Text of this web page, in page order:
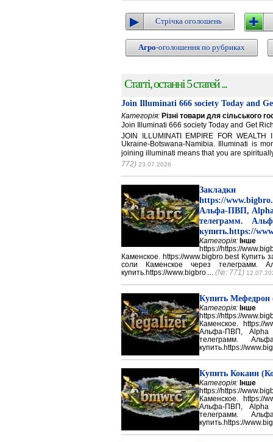
Стрічка оголошень
Агро-оголошення по рубриках
Статті, останні 5 статей ...
Join Illuminati 666 society Today and
Категорія: Різні товари для сільського
Join Illuminati 666 society Today and Get
JOIN ILLUMINATI EMPIRE FOR WEALTH
Ukraine-Botswana-Namibia. Illuminati is
joining illuminati means that you are
772) 23.07.2026
Закладки
https://
Альфа-ПВП, Alpha
телеграмм.
купить.https://
Категорія: Інше
https://https://
Каменское. https://www.bigbro.best Купить
соли Каменское через телеграмм.
купить.https://www.bigbro.... (№: 771)
Купить
Категорія: Інше
https://https://
Каменское. https://
Альфа-ПВП, Alpha
телеграмм.
купить.https://
Купить Кокаин
Категорія: Інше
https://https://
Каменское. https://
Альфа-ПВП, Alpha
телеграмм.
купить.https://